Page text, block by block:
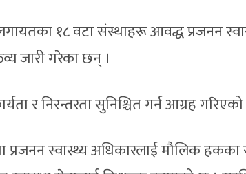
१८ वटा संस्थाहरू आवद्ध प्रजनन
जारी गरेका छन् ।
र निरन्तरता सुनिश्चित गर्न आग्रह
प्रजनन स्वास्थ्य अधिकारलाई मौलिक